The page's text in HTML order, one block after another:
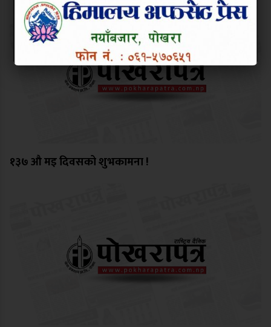
१३७ औ मइ दिवसको शुभकामना !